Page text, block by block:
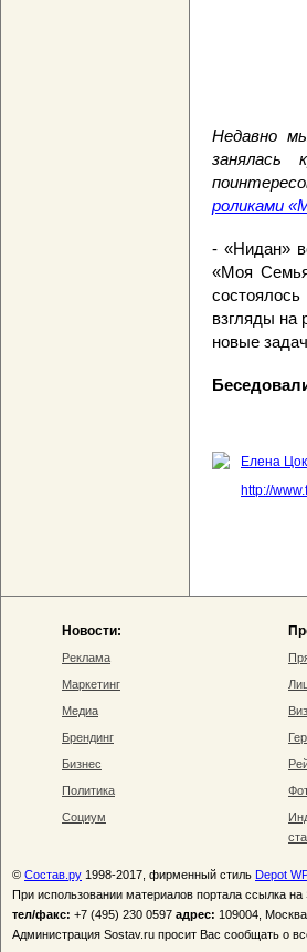
Недавно
занялась
роликами
- «Нидан»
«Моя
взгляды на
новые
Елена
http://
Новости:
Реклама
Маркетинг
Медиа
Брендинг
Бизнес
Политика
Социум
© Состав.ру 1998-2017, фирменный стиль Depot
При использовании материалов портала ссылка на
тел/факс: +7 (495) 230 0597 адрес: 109004,
Администрация Sostav.ru просит Вас сообщать о